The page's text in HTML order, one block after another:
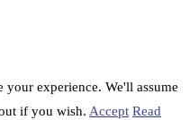
experience. We'll assume
if you wish. Accept Read